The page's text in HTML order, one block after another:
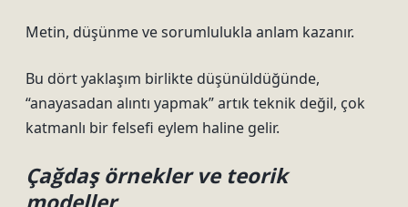
Metin, düşünme ve sorumlulukla anlam kazanır.
Bu dört yaklaşım birlikte düşünüldüğünde,
“anayasadan alıntı yapmak” artık teknik değil, çok
katmanlı bir felsefi eylem haline gelir.
Çağdaş örnekler ve teorik